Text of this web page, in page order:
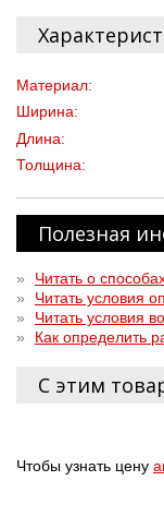
Материал:
Ширина:
Длина:
Толщина:
Полезная
»
Читать о
»
Читать условия
»
Читать условия
»
Как определить
С этим
Чтобы узнать цену